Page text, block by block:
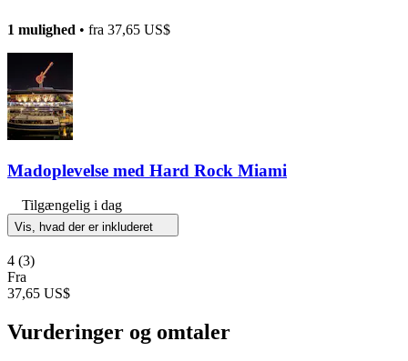
1 mulighed • fra 37,65 US$
Madoplevelse med Hard Rock Miami
Tilgængelig i dag
Vis, hvad der er inkluderet
4 (3)
Fra
37,65 US$
Vurderinger og omtaler